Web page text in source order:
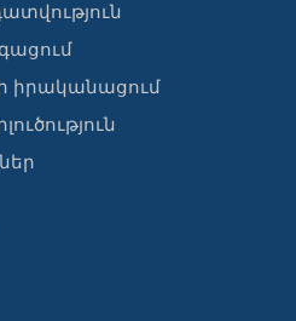
իրականացում